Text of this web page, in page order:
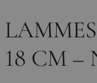
18 CM –